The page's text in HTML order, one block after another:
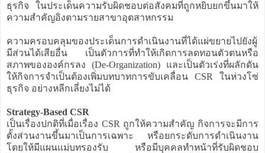
ธุรกิจ ในประเด็นความรับผิดชอบต่อสังคมที่ถูกหยิบยกขึ้นมาให้
ความสำคัญอิงตามรายสาขาอุตสาหกรรม
ความครอบคลุมของประเด็นการดำเนินงานที่ได้แผ่ขยายไปยังผู้
มีส่วนได้เสียอื่น เป็นตัวการที่ทำให้เกิดการลดทอนตัวตนหรือ
สภาพขององค์กรลง (De-Organization) และเป็นตัวเร่งที่ผลักดัน
ให้กิจการจำเป็นต้องเพิ่มบทบาทการขับเคลื่อน CSR ในห่วงโซ่
ธุรกิจ อย่างหลีกเลี่ยงไม่ได้
Strategy-Based CSR
เป็นเรื่องปกติที่เมื่อเรื่อง CSR ถูกให้ความสำคัญ กิจการจะมีการ
ตั้งส่วนงานขึ้นมาเป็นการเฉพาะ หรือยกระดับการดำเนินงาน
โดยให้มีแผนแม่บทรองรับ หรือมีบุคคลทำหน้าที่รับผิดชอบ